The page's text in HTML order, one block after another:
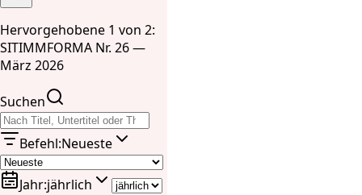
Hervorgehobene 1 von 2:
SITIMMFORMA Nr. 26 —
März 2026
Suchen
Befehl:Neueste
Jahr:jährlich